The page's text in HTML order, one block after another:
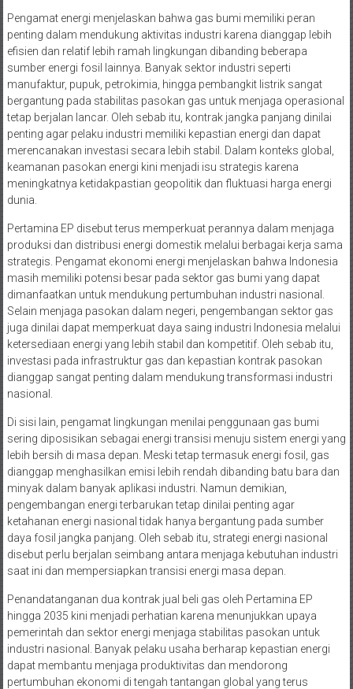
Pengamat energi menjelaskan bahwa gas bumi memiliki peran
penting dalam mendukung aktivitas industri karena dianggap lebih
efisien dan relatif lebih ramah lingkungan dibanding beberapa
sumber energi fosil lainnya. Banyak sektor industri seperti
manufaktur, pupuk, petrokimia, hingga pembangkit listrik sangat
bergantung pada stabilitas pasokan gas untuk menjaga operasional
tetap berjalan lancar. Oleh sebab itu, kontrak jangka panjang dinilai
penting agar pelaku industri memiliki kepastian energi dan dapat
merencanakan investasi secara lebih stabil. Dalam konteks global,
keamanan pasokan energi kini menjadi isu strategis karena
meningkatnya ketidakpastian geopolitik dan fluktuasi harga energi
dunia.
Pertamina EP disebut terus memperkuat perannya dalam menjaga
produksi dan distribusi energi domestik melalui berbagai kerja sama
strategis. Pengamat ekonomi energi menjelaskan bahwa Indonesia
masih memiliki potensi besar pada sektor gas bumi yang dapat
dimanfaatkan untuk mendukung pertumbuhan industri nasional.
Selain menjaga pasokan dalam negeri, pengembangan sektor gas
juga dinilai dapat memperkuat daya saing industri Indonesia melalui
ketersediaan energi yang lebih stabil dan kompetitif. Oleh sebab itu,
investasi pada infrastruktur gas dan kepastian kontrak pasokan
dianggap sangat penting dalam mendukung transformasi industri
nasional.
Di sisi lain, pengamat lingkungan menilai penggunaan gas bumi
sering diposisikan sebagai energi transisi menuju sistem energi yang
lebih bersih di masa depan. Meski tetap termasuk energi fosil, gas
dianggap menghasilkan emisi lebih rendah dibanding batu bara dan
minyak dalam banyak aplikasi industri. Namun demikian,
pengembangan energi terbarukan tetap dinilai penting agar
ketahanan energi nasional tidak hanya bergantung pada sumber
daya fosil jangka panjang. Oleh sebab itu, strategi energi nasional
disebut perlu berjalan seimbang antara menjaga kebutuhan industri
saat ini dan mempersiapkan transisi energi masa depan.
Penandatanganan dua kontrak jual beli gas oleh Pertamina EP
hingga 2035 kini menjadi perhatian karena menunjukkan upaya
pemerintah dan sektor energi menjaga stabilitas pasokan untuk
industri nasional. Banyak pelaku usaha berharap kepastian energi
dapat membantu menjaga produktivitas dan mendorong
pertumbuhan ekonomi di tengah tantangan global yang terus